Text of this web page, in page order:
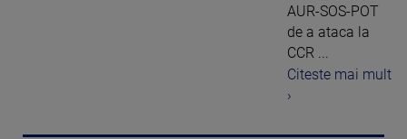
AUR-SOS-POT
de a ataca la
CCR ...
Citeste mai mult
›